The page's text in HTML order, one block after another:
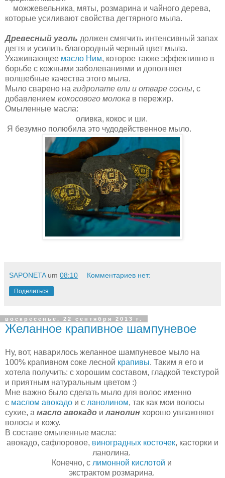
можжевельника, мяты, розмарина и чайного дерева,
которые усиливают свойства дегтярного мыла.
Древесный уголь должен смягчить интенсивный запах
дегтя и усилить благородный черный цвет мыла.
Ухаживающее масло Ним, которое также эффективно в
борьбе с кожными заболеваниями и дополняет
волшебные качества этого мыла.
Мыло сварено на гидролате ели и отваре сосны, с
добавлением кокосового молока в пережир.
Омыленные масла:
оливка, кокос и ши.
Я безумно полюбила это чудодейственное мыло.
SAPONETA um 08:10 Комментариев нет:
Поделиться
воскресенье, 22 сентября 2013 г.
Желанное крапивное шампуневое
Ну, вот, наварилось желанное шампуневое мыло на
100% крапивном соке лесной крапивы. Таким я его и
хотела получить: с хорошим составом, гладкой текстурой
и приятным натуральным цветом :)
Мне важно было сделать мыло для волос именно
с маслом авокадо и с ланолином, так как мои волосы
сухие, а масло авокадо иланолин хорошо увлажняют
волосы и кожу.
В составе омыленные масла:
авокадо, сафлоровое, виноградных косточек, касторки и
ланолина.
Конечно, с лимонной кислотой и
экстрактом розмарина.